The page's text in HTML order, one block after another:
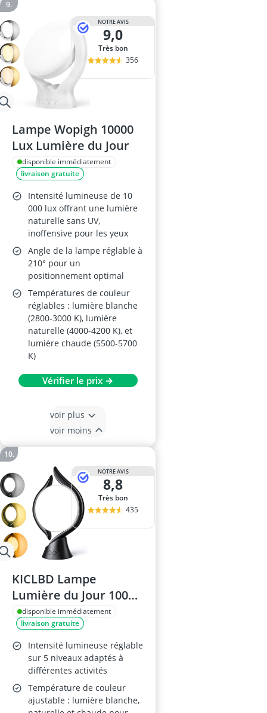
NOTRE AVIS
9,0
Très bon
356
Lampe Wopigh 10000
Lux Lumière du Jour
disponible immédiatement
livraison gratuite
Intensité lumineuse de 10
000 lux offrant une lumière
naturelle sans UV,
inoffensive pour les yeux
Angle de la lampe réglable à
210° pour un
positionnement optimal
Températures de couleur
réglables : lumière blanche
(2800-3000 K), lumière
naturelle (4000-4200 K), et
lumière chaude (5500-5700
K)
Vérifier le prix →
voir plus
voir moins
NOTRE AVIS
8,8
Très bon
435
KICLBD Lampe
Lumière du Jour 10000
Lux
disponible immédiatement
livraison gratuite
Intensité lumineuse réglable
sur 5 niveaux adaptés à
différentes activités
Température de couleur
ajustable : lumière blanche,